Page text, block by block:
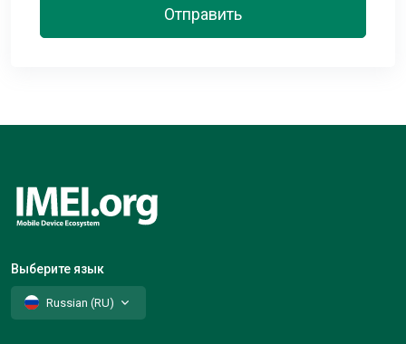
Отправить
Выберите язык
Russian (RU)